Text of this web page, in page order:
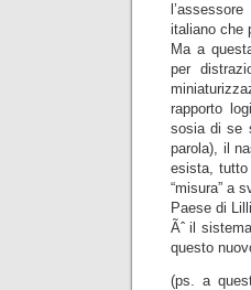
italiano che
Ma a
per
rapporto
sosia di se
parola), il
esista, tutto
“misura” a
Paese di
Ãˆ il
questo
(ps. a